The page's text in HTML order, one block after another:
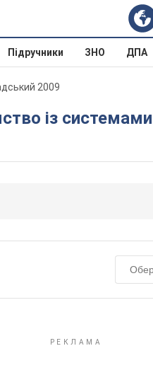
Підручники ЗНО ДПА
2009
із